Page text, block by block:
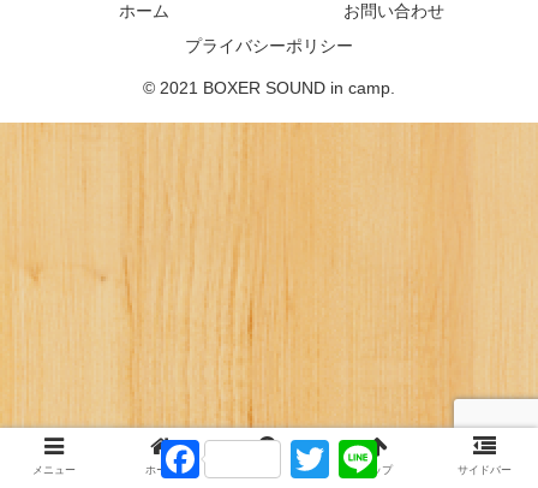
ホーム
お問い合わせ
プライバシーポリシー
© 2021 BOXER SOUND in camp.
メニュー ホーム トップ サイドバー
F
a
T
L
i